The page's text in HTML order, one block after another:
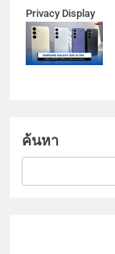
Privacy Display
ค้นหา